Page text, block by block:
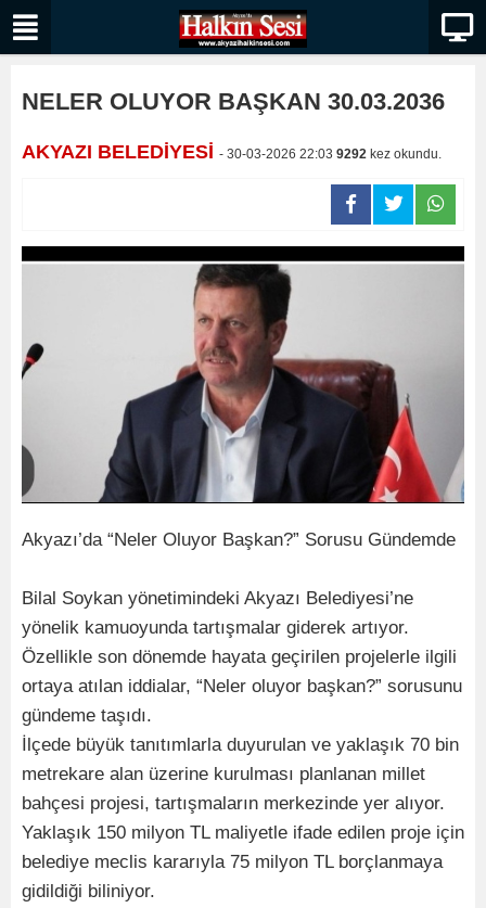
NELER OLUYOR BAŞKAN 30.03.2036
AKYAZI BELEDİYESİ - 30-03-2026 22:03 9292 kez okundu.
Akyazı’da “Neler Oluyor Başkan?” Sorusu Gündemde
Bilal Soykan yönetimindeki Akyazı Belediyesi’ne
yönelik kamuoyunda tartışmalar giderek artıyor.
Özellikle son dönemde hayata geçirilen projelerle ilgili
ortaya atılan iddialar, “Neler oluyor başkan?” sorusunu
gündeme taşıdı.
İlçede büyük tanıtımlarla duyurulan ve yaklaşık 70 bin
metrekare alan üzerine kurulması planlanan millet
bahçesi projesi, tartışmaların merkezinde yer alıyor.
Yaklaşık 150 milyon TL maliyetle ifade edilen proje için
belediye meclis kararıyla 75 milyon TL borçlanmaya
gidildiği biliniyor.